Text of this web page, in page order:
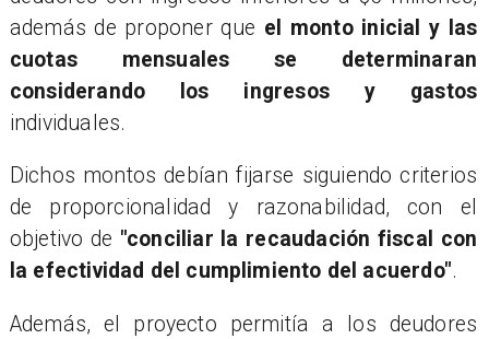
además de proponer que el monto inicial y las
cuotas mensuales se determinaran
considerando los ingresos y gastos
individuales.
Dichos montos debían fijarse siguiendo criterios
de proporcionalidad y razonabilidad, con el
objetivo de "conciliar la recaudación fiscal con
la efectividad del cumplimiento del acuerdo".
Además, el proyecto permitía a los deudores